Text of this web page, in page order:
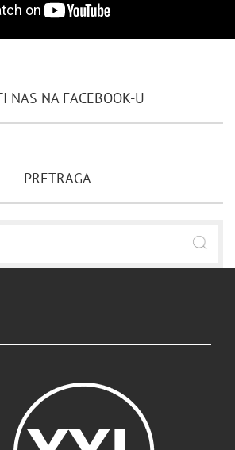
NAS NA FACEBOOK-U
PRETRAGA